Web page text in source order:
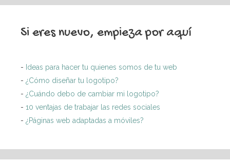
Si eres nuevo, empieza por aquí
- Ideas para hacer tu quienes somos de tu web
- ¿Cómo diseñar tu logotipo?
- ¿Cuándo debo de cambiar mi logotipo?
- 10 ventajas de trabajar las redes sociales
- ¿Páginas web adaptadas a móviles?